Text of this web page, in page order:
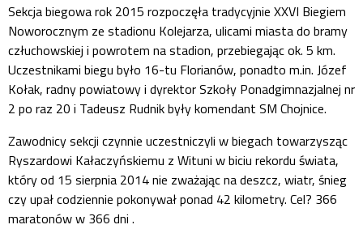
Sekcja biegowa rok 2015 rozpoczęła tradycyjnie XXVI Biegiem
Noworocznym ze stadionu Kolejarza, ulicami miasta do bramy
człuchowskiej i powrotem na stadion, przebiegając ok. 5 km.
Uczestnikami biegu było 16-tu Florianów, ponadto m.in. Józef
Kołak, radny powiatowy i dyrektor Szkoły Ponadgimnazjalnej nr
2 po raz 20 i Tadeusz Rudnik były komendant SM Chojnice.
Zawodnicy sekcji czynnie uczestniczyli w biegach towarzysząc
Ryszardowi Kałaczyńskiemu z Wituni w biciu rekordu świata,
który od 15 sierpnia 2014 nie zważając na deszcz, wiatr, śnieg
czy upał codziennie pokonywał ponad 42 kilometry. Cel? 366
maratonów w 366 dni .